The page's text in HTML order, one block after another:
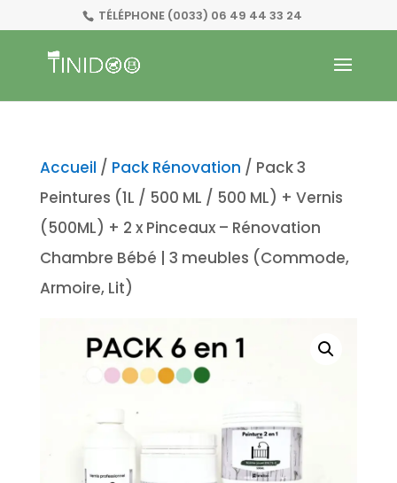
TÉLÉPHONE (0033) 06 49 44 33 24
Accueil / Pack Rénovation / Pack 3
Peintures (1L / 500 ML / 500 ML) + Vernis
(500ML) + 2 x Pinceaux – Rénovation
Chambre Bébé | 3 meubles (Commode,
Armoire, Lit)